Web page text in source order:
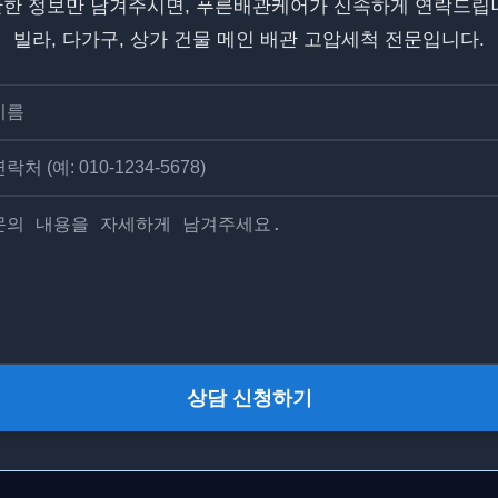
정보만 남겨주시면, 푸른배관케어가 신속하게 연락드립
빌라, 다가구, 상가 건물 메인 배관 고압세척 전문입니다.
상담 신청하기